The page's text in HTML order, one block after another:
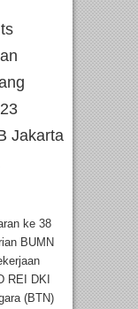
Jakarta
ke 38
BUMN
REI DKI
(BTN)